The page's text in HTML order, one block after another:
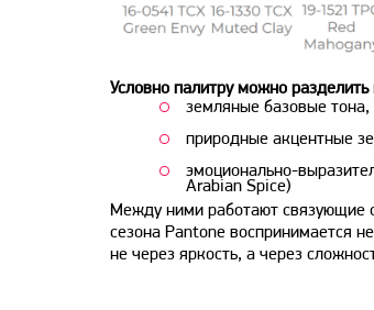
Условно палитру можно
земляные базовые
природные акцентные
эмоционально-
Arabian Spice)
Между ними работают связующие
сезона Pantone воспринимается
не через яркость, а через